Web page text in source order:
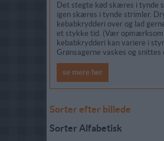
Det stegte kød skæres i tynde
igen skæres i tynde strimler.
kebabkrydderi over og lad
et stykke tid. (Vær opmærksom
kebabkrydderi kan variere i
Grønsagerne vaskes og snittes
se mere her
Sorter efter billede
Sorter Alfabetisk